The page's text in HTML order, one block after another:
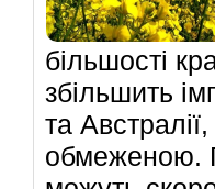
більшості
збільшить
та
обмеженою.